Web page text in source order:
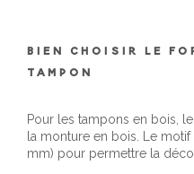
BIEN CHOISIR LE
TAMPON
Pour les tampons en bois,
la monture en bois. Le
mm) pour permettre la